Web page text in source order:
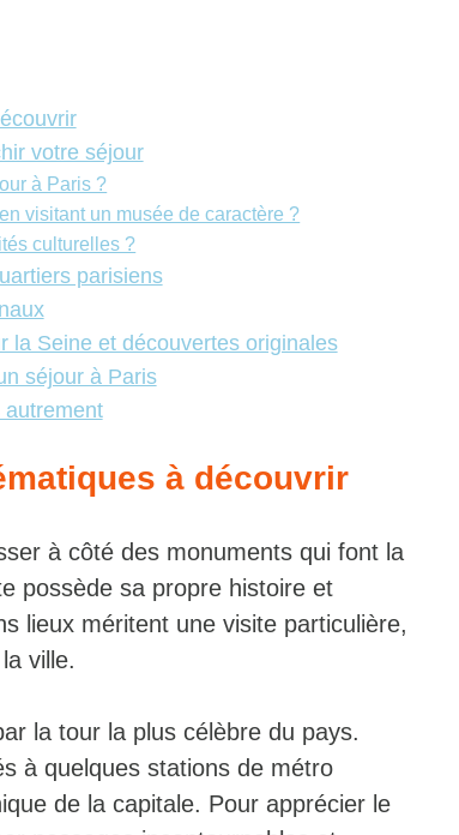
votre séjour
à Paris ?
visitant un musée de caractère ?
culturelles ?
parisiens
la Seine et découvertes originales
séjour à Paris
à découvrir
à côté des monuments qui font la
possède sa propre histoire et
lieux méritent une visite particulière,
ville.
la tour la plus célèbre du pays.
à quelques stations de métro
de la capitale. Pour apprécier le